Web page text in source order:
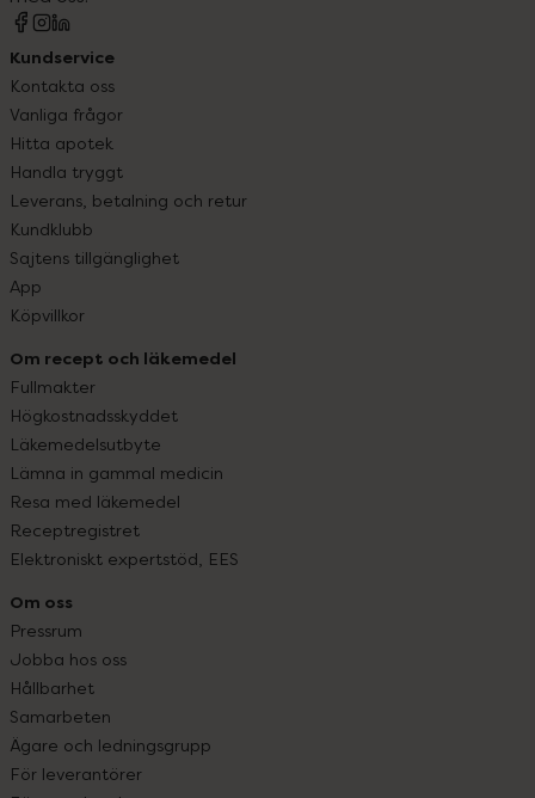
Kundservice
Kontakta oss
Vanliga frågor
Hitta apotek
Handla tryggt
Leverans, betalning och retur
Kundklubb
Sajtens tillgänglighet
App
Köpvillkor
Om recept och läkemedel
Fullmakter
Högkostnadsskyddet
Läkemedelsutbyte
Lämna in gammal medicin
Resa med läkemedel
Receptregistret
Elektroniskt expertstöd, EES
Om oss
Pressrum
Jobba hos oss
Hållbarhet
Samarbeten
Ägare och ledningsgrupp
För leverantörer